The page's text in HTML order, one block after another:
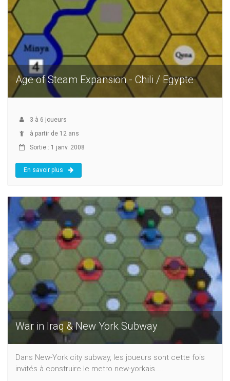
Age of Steam Expansion - Chili / Egypte
3 à 6 joueurs
à partir de 12 ans
Sortie : 1 janv. 2008
En savoir plus
War in Iraq & New York Subway
Dans New-York city subway, les joueurs sont cette fois
invités à construire le metro new-yorkais....